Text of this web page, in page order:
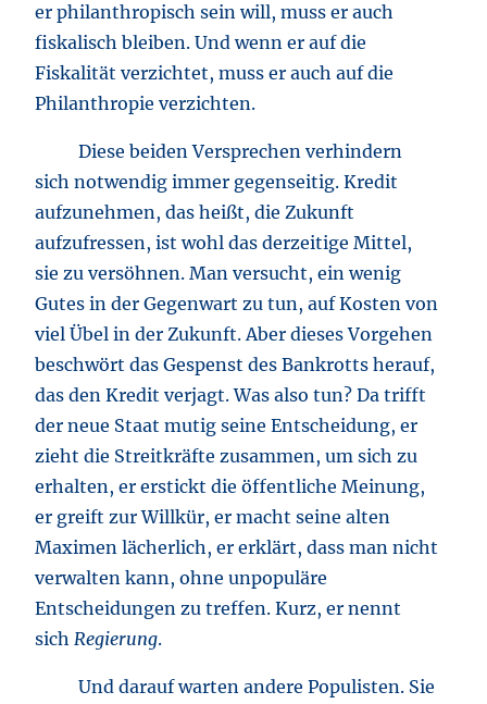
er philanthropisch sein will, muss er auch
fiskalisch bleiben. Und wenn er auf die
Fiskalität verzichtet, muss er auch auf die
Philanthropie verzichten.
Diese beiden Versprechen verhindern
sich notwendig immer gegenseitig. Kredit
aufzunehmen, das heißt, die Zukunft
aufzufressen, ist wohl das derzeitige Mittel,
sie zu versöhnen. Man versucht, ein wenig
Gutes in der Gegenwart zu tun, auf Kosten von
viel Übel in der Zukunft. Aber dieses Vorgehen
beschwört das Gespenst des Bankrotts herauf,
das den Kredit verjagt. Was also tun? Da trifft
der neue Staat mutig seine Entscheidung, er
zieht die Streitkräfte zusammen, um sich zu
erhalten, er erstickt die öffentliche Meinung,
er greift zur Willkür, er macht seine alten
Maximen lächerlich, er erklärt, dass man nicht
verwalten kann, ohne unpopuläre
Entscheidungen zu treffen. Kurz, er nennt
sich Regierung.
Und darauf warten andere Populisten. Sie